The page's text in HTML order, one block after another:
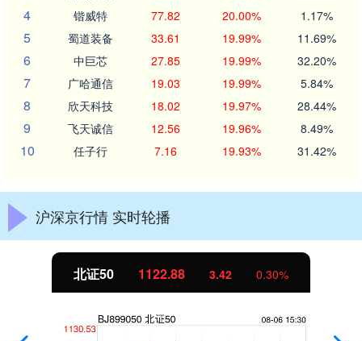
4 锴威特 77.82 20.00% 1.17%
5 蜀道装备 33.61 19.99% 11.69%
6 中巨芯 27.85 19.99% 32.20%
7 广哈通信 19.03 19.99% 5.84%
8 欣天科技 18.02 19.97% 28.44%
9 飞天诚信 12.56 19.96% 8.49%
10 任子行 7.16 19.93% 31.42%
沪深京行情 实时轮播
北证50 1122.88 3.42 0.30%